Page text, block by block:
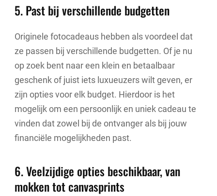
5. Past bij verschillende budgetten
Originele fotocadeaus hebben als voordeel dat
ze passen bij verschillende budgetten. Of je nu
op zoek bent naar een klein en betaalbaar
geschenk of juist iets luxueuzers wilt geven, er
zijn opties voor elk budget. Hierdoor is het
mogelijk om een persoonlijk en uniek cadeau te
vinden dat zowel bij de ontvanger als bij jouw
financiële mogelijkheden past.
6. Veelzijdige opties beschikbaar, van
mokken tot canvasprints